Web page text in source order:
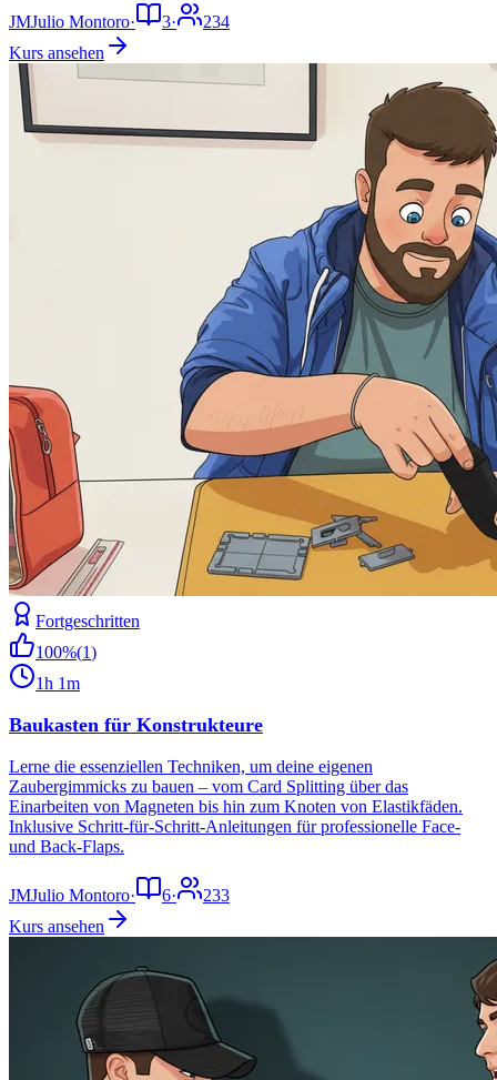
JMJulio Montoro· 3·
234
Kurs ansehen
Fortgeschritten
100%(1)
1h 1m
Baukasten für Konstrukteure
Lerne die essenziellen Techniken, um deine eigenen
Zaubergimmicks zu bauen – vom Card Splitting über das
Einarbeiten von Magneten bis hin zum Knoten von Elastikfäden.
Inklusive Schritt-für-Schritt-Anleitungen für professionelle Face-
und Back-Flaps.
JMJulio Montoro· 6·
233
Kurs ansehen